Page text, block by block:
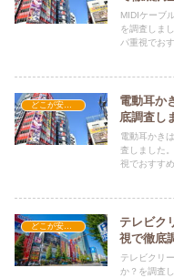
MIDIケーブ
を調査しま
パ重視でお
どこが安い？-家電・OA機器
電動耳か
底調査し
電動耳かき
査しました
視でおすす
どこが安い？-家電・OA機器
テレビク
視で徹底
テレビクリ
か？を調査